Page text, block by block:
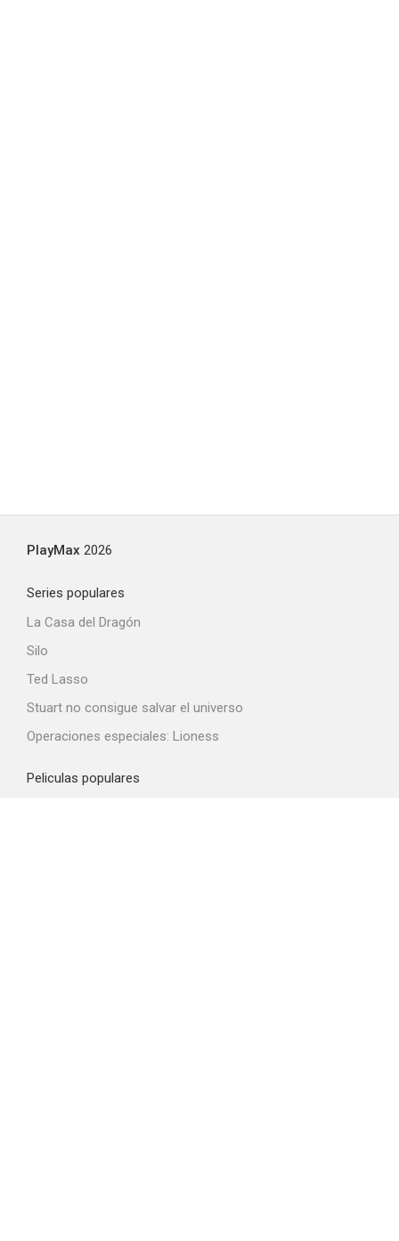
PlayMax 2026
Series populares
La Casa del Dragón
Silo
Ted Lasso
Stuart no consigue salvar el universo
Operaciones especiales: Lioness
Peliculas populares